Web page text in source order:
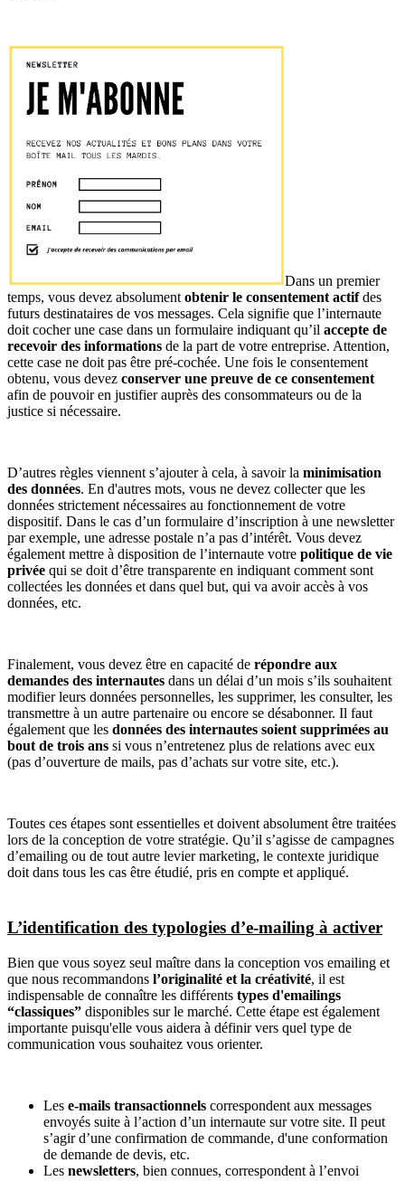
Dans un premier
temps, vous devez absolument obtenir le consentement actifdes
futurs destinataires de vos messages. Cela signifie que l’internaute
doit cocher une case dans un formulaire indiquant qu’il accepte de
recevoir des informations de la part de votre entreprise. Attention,
cette case ne doit pas être pré-cochée. Une fois le consentement
obtenu, vous devez conserver une preuve de ce consentement
afin de pouvoir en justifier auprès des consommateurs ou de la
justice si nécessaire.
D’autres règles viennent s’ajouter à cela, à savoir la minimisation
des données. En d'autres mots, vous ne devez collecter que les
données strictement nécessaires au fonctionnement de votre
dispositif. Dans le cas d’un formulaire d’inscription à une newsletter
par exemple, une adresse postale n’a pas d’intérêt. Vous devez
également mettre à disposition de l’internaute votre politique de vie
privée qui se doit d’être transparente en indiquant comment sont
collectées les données et dans quel but, qui va avoir accès à vos
données, etc.
Finalement, vous devez être en capacité de répondre aux
demandes des internautes dans un délai d’un mois s’ils souhaitent
modifier leurs données personnelles, les supprimer, les consulter, les
transmettre à un autre partenaire ou encore se désabonner. Il faut
également que les données des internautes soient supprimées au
bout de trois ans si vous n’entretenez plus de relations avec eux
(pas d’ouverture de mails, pas d’achats sur votre site, etc.).
Toutes ces étapes sont essentielles et doivent absolument être traitées
lors de la conception de votre stratégie. Qu’il s’agisse de campagnes
d’emailing ou de tout autre levier marketing, le contexte juridique
doit dans tous les cas être étudié, pris en compte et appliqué.
L’identification des typologies d’e-mailing à activer
Bien que vous soyez seul maître dans la conception vos emailing et
que nous recommandons l’originalité et la créativité, il est
indispensable de connaître les différents types d'emailings
“classiques” disponibles sur le marché. Cette étape est également
importante puisqu'elle vous aidera à définir vers quel type de
communication vous souhaitez vous orienter.
Les e-mails transactionnels correspondent aux messages
envoyés suite à l’action d’un internaute sur votre site. Il peut
s’agir d’une confirmation de commande, d'une conformation
de demande de devis, etc.
Les newsletters, bien connues, correspondent à l’envoi